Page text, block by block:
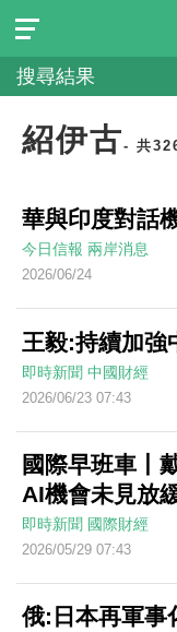
搜尋結果
紹伊古- 共
華與印度對話
今日信報 兩岸消息
2026/06/24
王毅:持續加強
即時新聞 中國財經
2026/06/23 07:43
國際早班車丨
AI機會未見放
即時新聞 國際財經
2026/05/29 07:43
俄:日本再軍事